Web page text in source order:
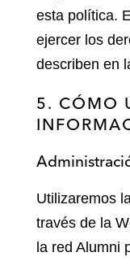
esta política.
ejercer los
describen en
5. CÓMO
Utilizaremos
través de la
la red Alumni